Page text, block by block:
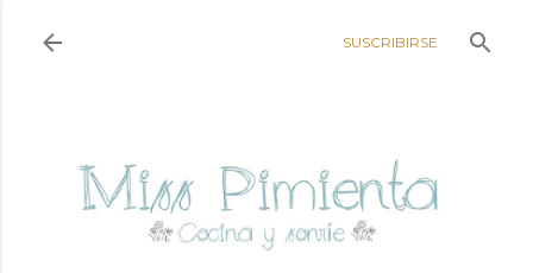
SUSCRIBIRSE